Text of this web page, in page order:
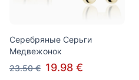
Серебряные Серьги
Медвежонок
23.50 € 19.98 €